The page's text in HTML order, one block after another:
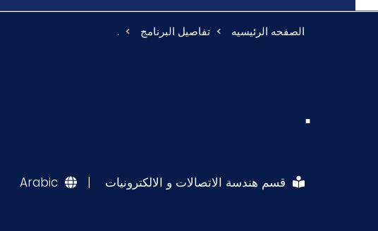
الصفحه الرئيسيه تفاصيل البرنامج .
.
قسم هندسة الاتصالات و الالكترونيات |
Arabic